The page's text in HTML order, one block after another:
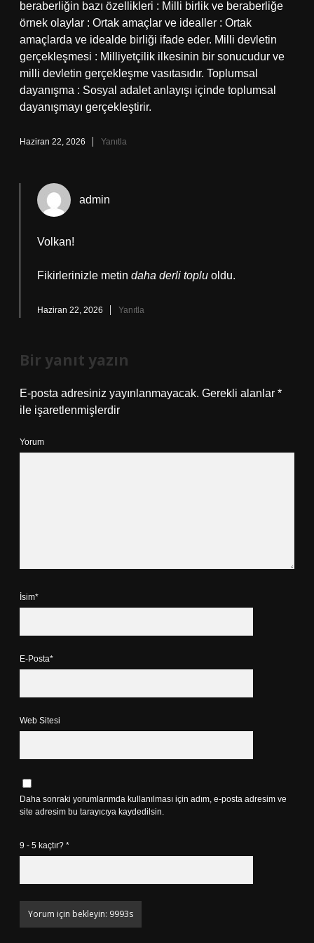
beraberliğin bazı özellikleri : Milli birlik ve beraberliğe
örnek olaylar : Ortak amaçlar ve idealler : Ortak
amaçlarda ve idealde birliği ifade eder. Milli devletin
gerçekleşmesi : Milliyetçilik ilkesinin bir sonucudur ve
milli devletin gerçekleşme vasıtasıdır. Toplumsal
dayanışma : Sosyal adalet anlayışı içinde toplumsal
dayanışmayı gerçekleştirir.
Haziran 22, 2026 Yanıtla
admin
Volkan!
Fikirlerinizle metin daha derli toplu oldu.
Haziran 22, 2026 Yanıtla
Bir yanıt yazın
E-posta adresiniz yayınlanmayacak. Gerekli alanlar *
ile işaretlenmişlerdir
Yorum
İsim*
E-Posta*
Web Sitesi
Daha sonraki yorumlarımda kullanılması için adım, e-posta adresim ve
site adresim bu tarayıcıya kaydedilsin.
9 - 5 kaçtır? *